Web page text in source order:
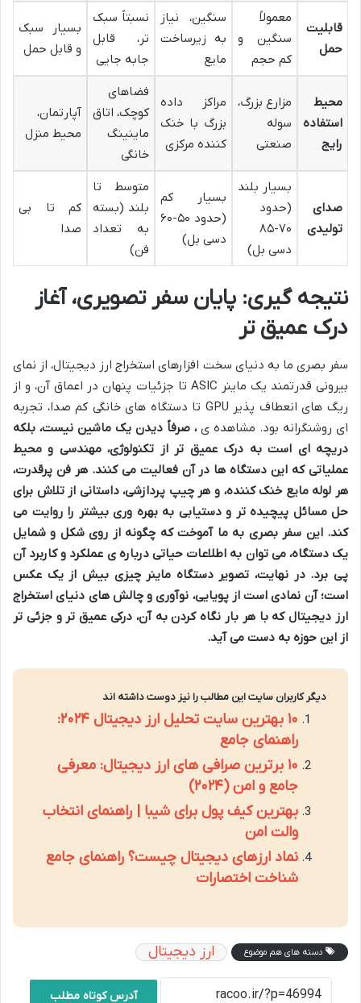
قابلیت
حمل
معمولاً
سنگین و
کم حجم
سنگین، نیاز
به زیرساخت
مایع
نسبتاً سبک
تر، قابل
جابه جایی
بسیار سبک
و قابل حمل
محیط
استفاده
رایج
مزارع بزرگ،
سوله
صنعتی
مراکز داده
بزرگ با خنک
کننده مرکزی
فضاهای
کوچک، اتاق
ماینینگ
خانگی
آپارتمان،
محیط منزل
صدای
تولیدی
بسیار بلند
(حدود
۷۰-۸۵
دسی بل)
بسیار کم
(حدود ۵۰-۶۰
دسی بل)
متوسط تا
بلند (بسته
به تعداد
فن)
کم تا بی
صدا
نتیجه گیری: پایان سفر تصویری، آغاز
درک عمیق تر
سفر بصری ما به دنیای سخت افزارهای استخراج ارز دیجیتال، از نمای
بیرونی قدرتمند یک ماینر ASIC تا جزئیات پنهان در اعماق آن، و از
ریگ های انعطاف پذیر GPU تا دستگاه های خانگی کم صدا، تجربه
ای روشنگرانه بود. مشاهده ی ، صرفاً دیدن یک ماشین نیست، بلکه
دریچه ای است به درک عمیق تر از تکنولوژی، مهندسی و محیط
عملیاتی که این دستگاه ها در آن فعالیت می کنند. هر فن پرقدرت،
هر لوله مایع خنک کننده، و هر چیپ پردازشی، داستانی از تلاش برای
حل مسائل پیچیده تر و دستیابی به بهره وری بیشتر را روایت می
کند. این سفر بصری به ما آموخت که چگونه از روی شکل و شمایل
یک دستگاه، می توان به اطلاعات حیاتی درباره ی عملکرد و کاربرد آن
پی برد. در نهایت، تصویر دستگاه ماینر چیزی بیش از یک عکس
است؛ آن نمادی است از پویایی، نوآوری و چالش های دنیای استخراج
ارز دیجیتال که با هر بار نگاه کردن به آن، درکی عمیق تر و جزئی تر
از این حوزه به دست می آید.
دیگر کاربران سایت این مطالب را نیز دوست داشته اند
۱۰ بهترین سایت تحلیل ارز دیجیتال ۲۰۲۴:
راهنمای جامع
۱۰ برترین صرافی های ارز دیجیتال: معرفی
جامع و امن (۲۰۲۴)
بهترین کیف پول برای شیبا | راهنمای انتخاب
والت امن
نماد ارزهای دیجیتال چیست؟ راهنمای جامع
شناخت اختصارات
دسته های هم موضوع ارز دیجیتال
آدرس کوتاه مطلب